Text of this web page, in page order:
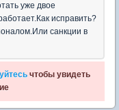
уже двое
исправить?
санкции в
чтобы увидеть